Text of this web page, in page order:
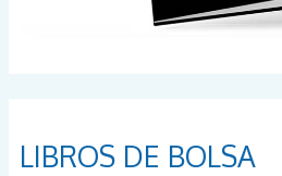
LIBROS DE BOLSA